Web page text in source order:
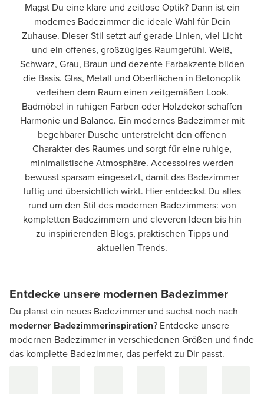
Magst Du eine klare und zeitlose Optik? Dann ist ein
modernes Badezimmer die ideale Wahl für Dein
Zuhause. Dieser Stil setzt auf gerade Linien, viel Licht
und ein offenes, großzügiges Raumgefühl. Weiß,
Schwarz, Grau, Braun und dezente Farbakzente bilden
die Basis. Glas, Metall und Oberflächen in Betonoptik
verleihen dem Raum einen zeitgemäßen Look.
Badmöbel in ruhigen Farben oder Holzdekor schaffen
Harmonie und Balance. Ein modernes Badezimmer mit
begehbarer Dusche unterstreicht den offenen
Charakter des Raumes und sorgt für eine ruhige,
minimalistische Atmosphäre. Accessoires werden
bewusst sparsam eingesetzt, damit das Badezimmer
luftig und übersichtlich wirkt. Hier entdeckst Du alles
rund um den Stil des modernen Badezimmers: von
kompletten Badezimmern und cleveren Ideen bis hin
zu inspirierenden Blogs, praktischen Tipps und
aktuellen Trends.
Entdecke unsere modernen Badezimmer
Du planst ein neues Badezimmer und suchst noch nach
moderner Badezimmerinspiration? Entdecke unsere
modernen Badezimmer in verschiedenen Größen und finde
das komplette Badezimmer, das perfekt zu Dir passt.